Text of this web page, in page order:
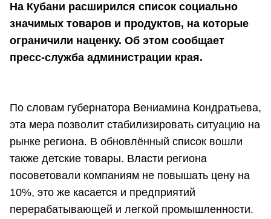
На Кубани расширился список социально
значимых товаров и продуктов, на которые
ограничили наценку. Об этом сообщает
пресс-служба администрации края.
По словам губернатора Вениамина Кондратьева,
эта мера позволит стабилизировать ситуацию на
рынке региона. В обновлённый список вошли
также детские товары. Власти региона
посоветовали компаниям не повышать цену на
10%, это же касается и предприятий
перерабатывающей и легкой промышленности.